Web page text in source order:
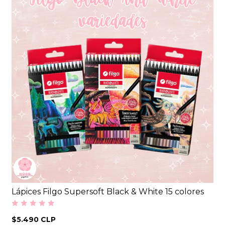
Lápices Filgo Supersoft Black & White 15 colores
$5.490 CLP